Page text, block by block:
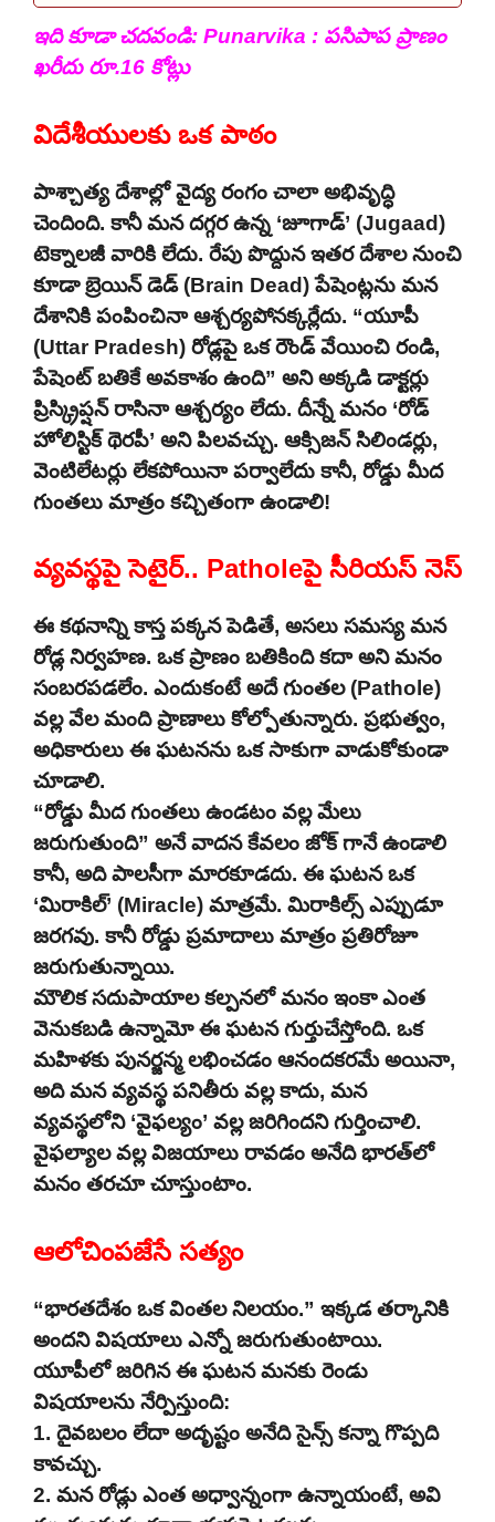
ఇది కూడా చదవండి: Punarvika : పసిపాప ప్రాణం
ఖరీదు రూ.16 కోట్లు
విదేశీయులకు ఒక పాఠం
పాశ్చాత్య దేశాల్లో వైద్య రంగం చాలా అభివృద్ధి
చెందింది. కానీ మన దగ్గర ఉన్న ‘జూగాడ్’ (Jugaad)
టెక్నాలజీ వారికి లేదు. రేపు పొద్దున ఇతర దేశాల నుంచి
కూడా బ్రెయిన్ డెడ్ (Brain Dead) పేషెంట్లను మన
దేశానికి పంపించినా ఆశ్చర్యపోనక్కర్లేదు. “యూపీ
(Uttar Pradesh) రోడ్లపై ఒక రౌండ్ వేయించి రండి,
పేషెంట్ బతికే అవకాశం ఉంది” అని అక్కడి డాక్టర్లు
ప్రిస్క్రిప్షన్ రాసినా ఆశ్చర్యం లేదు. దీన్నే మనం ‘రోడ్
హోలిస్టిక్ థెరపీ’ అని పిలవచ్చు. ఆక్సిజన్ సిలిండర్లు,
వెంటిలేటర్లు లేకపోయినా పర్వాలేదు కానీ, రోడ్డు మీద
గుంతలు మాత్రం కచ్చితంగా ఉండాలి!
వ్యవస్థపై సెటైర్.. Patholeపై సీరియస్ నెస్
ఈ కథనాన్ని కాస్త పక్కన పెడితే, అసలు సమస్య మన
రోడ్ల నిర్వహణ. ఒక ప్రాణం బతికింది కదా అని మనం
సంబరపడలేం. ఎందుకంటే అదే గుంతల (Pathole)
వల్ల వేల మంది ప్రాణాలు కోల్పోతున్నారు. ప్రభుత్వం,
అధికారులు ఈ ఘటనను ఒక సాకుగా వాడుకోకుండా
చూడాలి.
“రోడ్డు మీద గుంతలు ఉండటం వల్ల మేలు
జరుగుతుంది” అనే వాదన కేవలం జోక్ గానే ఉండాలి
కానీ, అది పాలసీగా మారకూడదు. ఈ ఘటన ఒక
‘మిరాకిల్’ (Miracle) మాత్రమే. మిరాకిల్స్ ఎప్పుడూ
జరగవు. కానీ రోడ్డు ప్రమాదాలు మాత్రం ప్రతిరోజూ
జరుగుతున్నాయి.
మౌలిక సదుపాయాల కల్పనలో మనం ఇంకా ఎంత
వెనుకబడి ఉన్నామో ఈ ఘటన గుర్తుచేస్తోంది. ఒక
మహిళకు పునర్జన్మ లభించడం ఆనందకరమే అయినా,
అది మన వ్యవస్థ పనితీరు వల్ల కాదు, మన
వ్యవస్థలోని ‘వైఫల్యం’ వల్ల జరిగిందని గుర్తించాలి.
వైఫల్యాల వల్ల విజయాలు రావడం అనేది భారత్‌లో
మనం తరచూ చూస్తుంటాం.
ఆలోచింపజేసే సత్యం
“భారతదేశం ఒక వింతల నిలయం.” ఇక్కడ తర్కానికి
అందని విషయాలు ఎన్నో జరుగుతుంటాయి.
యూపీలో జరిగిన ఈ ఘటన మనకు రెండు
విషయాలను నేర్పిస్తుంది:
1. దైవబలం లేదా అదృష్టం అనేది సైన్స్ కన్నా గొప్పది
కావచ్చు.
2. మన రోడ్లు ఎంత అధ్వాన్నంగా ఉన్నాయంటే, అవి